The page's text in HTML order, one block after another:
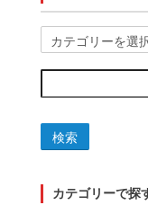
検索
カテゴリーで探